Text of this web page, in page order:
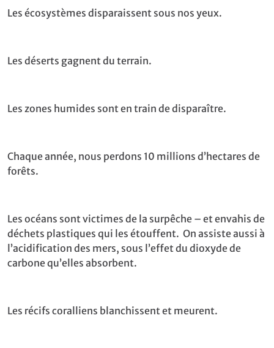
Les écosystèmes disparaissent sous nos yeux.
Les déserts gagnent du terrain.
Les zones humides sont en train de disparaître.
Chaque année, nous perdons 10 millions d’hectares de
forêts.
Les océans sont victimes de la surpêche – et envahis de
déchets plastiques qui les étouffent. On assiste aussi à
l’acidification des mers, sous l’effet du dioxyde de
carbone qu’elles absorbent.
Les récifs coralliens blanchissent et meurent.